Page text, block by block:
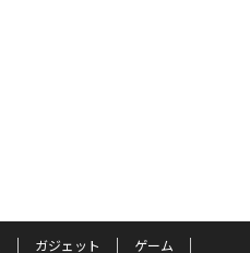
ガジェット
ゲーム